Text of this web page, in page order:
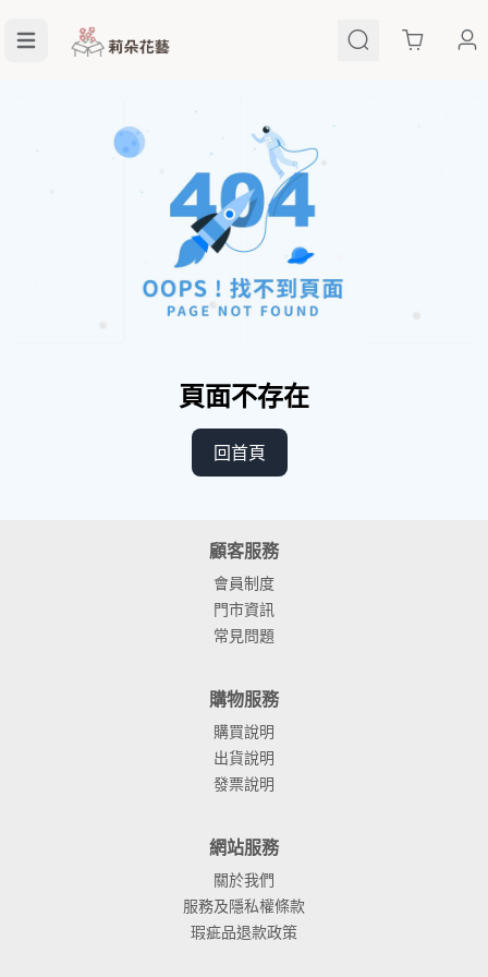
Cart
頁面不存在
回首頁
顧客服務
會員制度
門市資訊
常見問題
購物服務
購買說明
出貨說明
發票說明
網站服務
關於我們
服務及隱私權條款
瑕疵品退款政策